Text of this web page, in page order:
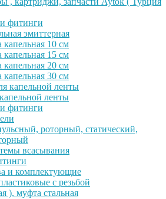
фитинги
эмиттерная
капельная 10 см
капельная 15 см
капельная 20 см
капельная 30 см
капельной ленты
ленты
фитинги
роторный, статический,
всасывания
и комплектующие
с резьбой
), муфта стальная